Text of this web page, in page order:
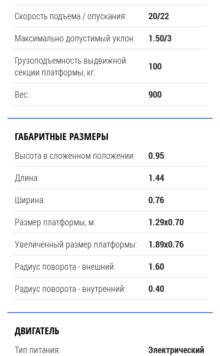
Скорость подъема / опускания: 20/22
Максимально допустимый уклон: 1.50/3
Грузоподъемность выдвижной
секции платформы, кг:
100
Вес: 900
ГАБАРИТНЫЕ РАЗМЕРЫ
Высота в сложенном положении: 0.95
Длина: 1.44
Ширина: 0.76
Размер платформы, м: 1.29х0.70
Увеличенный размер платформы: 1.89х0.76
Радиус поворота - внешний: 1.60
Радиус поворота - внутренний: 0.40
ДВИГАТЕЛЬ
Тип питания: Электрический